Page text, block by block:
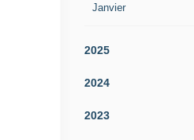
Janvier
2025
2024
2023